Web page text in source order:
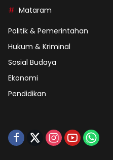
Mataram
Politik & Pemerintahan
Hukum & Kriminal
Sosial Budaya
Ekonomi
Pendidikan